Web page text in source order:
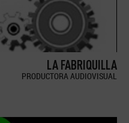
LA FABRIQUILLA
PRODUCTORA AUDIOVISUAL